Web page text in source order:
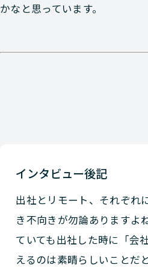
かなと思っています。
インタビュー後記
出社とリモート、それぞれ
き不向きが勿論ありますよ
ていても出社した時に「会
えるのは素晴らしいことだ